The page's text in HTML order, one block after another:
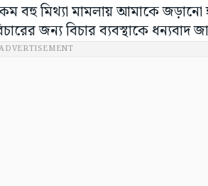
বহু মিথ্যা মামলায় আমাকে
জন্য বিচার ব্যবস্থাকে ধন্যবাদ